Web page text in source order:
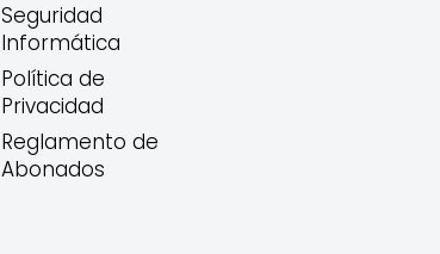
Seguridad
Informática
Política de
Privacidad
Reglamento de
Abonados